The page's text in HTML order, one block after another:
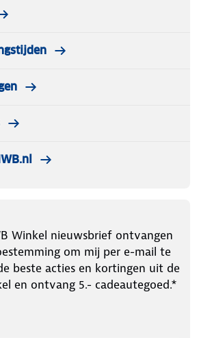
Winkel nieuwsbrief ontvangen
om mij per e-mail te
beste acties en kortingen uit de
en ontvang 5.- cadeautegoed.*